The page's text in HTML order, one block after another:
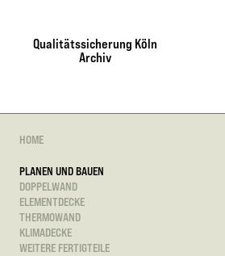
Qualitätssicherung Köln
Archiv
HOME
PLANEN UND BAUEN
DOPPELWAND
ELEMENTDECKE
THERMOWAND
KLIMADECKE
WEITERE FERTIGTEILE